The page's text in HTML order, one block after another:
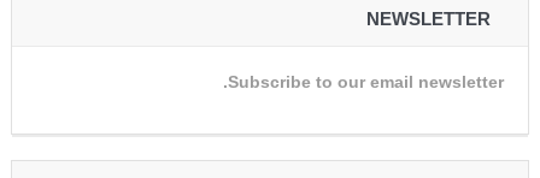
NEWSLETTER
Subscribe to our email newsletter.